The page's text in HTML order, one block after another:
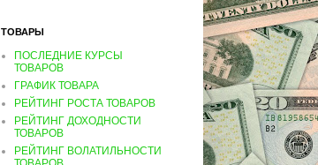
ТОВАРЫ
ПОСЛЕДНИЕ КУРСЫ
ТОВАРОВ
ГРАФИК ТОВАРА
РЕЙТИНГ РОСТА ТОВАРОВ
РЕЙТИНГ ДОХОДНОСТИ
ТОВАРОВ
РЕЙТИНГ ВОЛАТИЛЬНОСТИ